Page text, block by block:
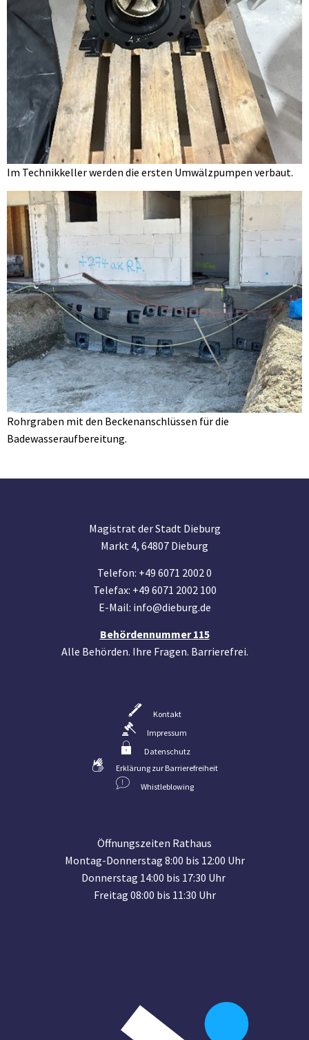
Im Technikkeller werden die ersten Umwälzpumpen verbaut.
Rohrgraben mit den Beckenanschlüssen für die
Badewasseraufbereitung.
Magistrat der Stadt Dieburg
Markt 4, 64807 Dieburg
Telefon: +49 6071 2002 0
Telefax: +49 6071 2002 100
E-Mail: info@dieburg.de
Behördennummer 115
Alle Behörden. Ihre Fragen. Barrierefrei.
Kontakt
Impressum
Datenschutz
Erklärung zur Barrierefreiheit
Whistleblowing
Öffnungszeiten Rathaus
Montag-Donnerstag 8:00 bis 12:00 Uhr
Donnerstag 14:00 bis 17:30 Uhr
Freitag 08:00 bis 11:30 Uhr